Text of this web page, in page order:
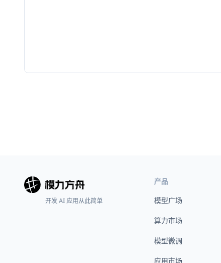
开发 AI 应用从此简单
产品
模型广场
算力市场
模型微调
应用市场